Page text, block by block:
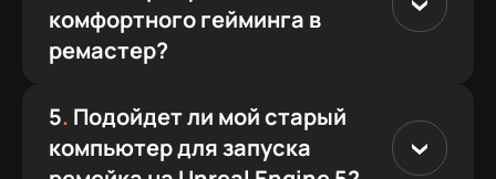
комфортного гейминга в
ремастер?
5. Подойдет ли мой старый
компьютер для запуска